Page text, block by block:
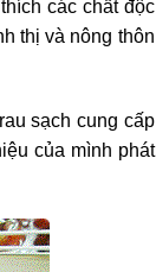
các chất độc
thị và nông thôn
sạch cung cấp
của mình phát